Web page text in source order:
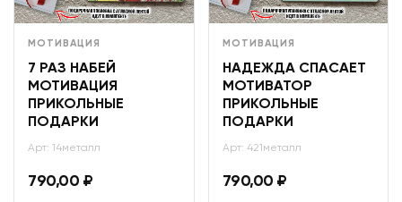
МОТИВАЦИЯ
7 РАЗ НАБЕЙ
МОТИВАЦИЯ
ПРИКОЛЬНЫЕ
ПОДАРКИ
Арт: 14металл
790,00 ₽
МОТИВАЦИЯ
НАДЕЖДА СПАСАЕТ
МОТИВАТОР
ПРИКОЛЬНЫЕ
ПОДАРКИ
Арт: 421металл
790,00 ₽